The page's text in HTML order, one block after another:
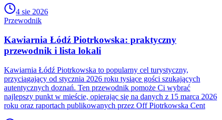
4 sie 2026
Przewodnik
Kawiarnia Łódź Piotrkowska: praktyczny
przewodnik i lista lokali
Kawiarnia Łódź Piotrkowska to popularny cel turystyczny,
przyciągający od stycznia 2026 roku tysiące gości szukających
autentycznych doznań. Ten przewodnik pomoże Ci wybrać
najlepszy punkt w mieście, opierając się na danych z 15 marca 2026
roku oraz raportach publikowanych przez Off Piotrkowska Cent